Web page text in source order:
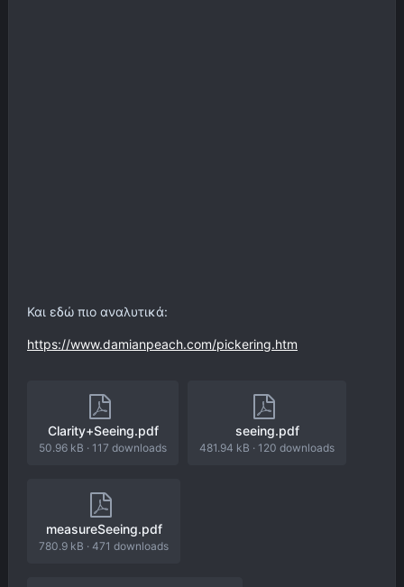
Και εδώ πιο αναλυτικά:
https://www.damianpeach.com/pickering.htm
Clarity+Seeing.pdf
50.96 kB · 117 downloads
seeing.pdf
481.94 kB · 120 downloads
measureSeeing.pdf
780.9 kB · 471 downloads